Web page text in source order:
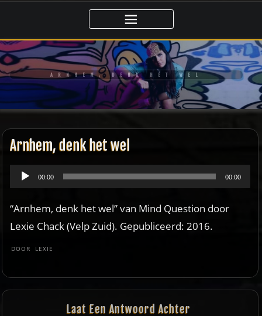
de
inhoud
ARNHEM, DENK HET WEL
Arnhem, denk het wel
Audiospeler
00:00 00:00
“Arnhem, denk het wel” van Mind Question door
Lexie Chack (Velp Zuid). Gepubliceerd: 2016.
DOOR LEXIE
Laat Een Antwoord Achter